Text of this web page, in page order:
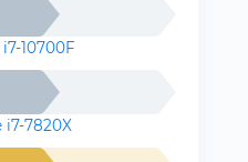
10700F
i7-7820X